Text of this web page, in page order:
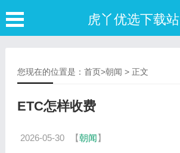
虎丫优选下载站
您现在的位置是： 首页>朝闻 > 正文
ETC怎样收费
2026-05-30 【朝闻】